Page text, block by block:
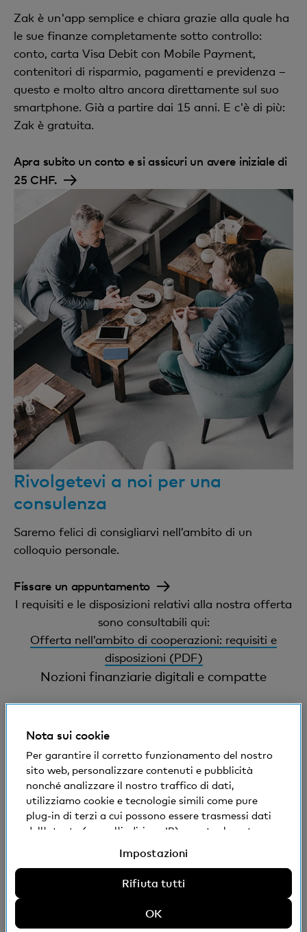
Zak è un'app semplice e chiara grazie alla quale ha
le sue finanze completamente sotto controllo:
conto, carta Visa Debit con Mobile Payment,
contenitori di risparmio, pagamenti e previdenza –
questo e molto altro ancora direttamente sul suo
smartphone. Già a partire dai 15 anni. E c'è di più:
Zak è gratuita.
Apra subito un conto e si assicuri un avere iniziale di
25 CHF.
Rivolgetevi a noi per una
consulenza
Saremo felici di consigliarvi nell’ambito di un
colloquio personale.
Fissare un appuntamento
I requisiti e le disposizioni relativi alla nostra offerta
sono consultabili qui:
Offerta nell’ambito di cooperazioni: requisiti e
disposizioni (PDF)
Nozioni finanziarie digitali e compatte
Note legali
Dichiarazione sulla protezione dei dati
SAI
Nota sui cookie
Per garantire il corretto funzionamento del nostro
sito web, personalizzare contenuti e pubblicità
nonché analizzare il nostro traffico di dati,
utilizziamo cookie e tecnologie simili come pure
plug-in di terzi a cui possono essere trasmessi dati
dell'utente (come l'indirizzo IP), eventualmente
modificare le impostazioni per l'uso di cookie e
relativa divulgazione di dati. Ulteriori informazioni:
Impostazioni
Rifiuta tutti
OK